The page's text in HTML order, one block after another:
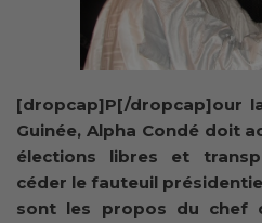
[dropcap]P[/dropcap]our
Guinée, Alpha Condé doit
élections libres et
céder le fauteuil
sont les propos du chef